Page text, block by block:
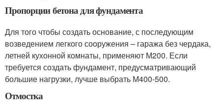
Пропорции бетона для фундамента
Для того чтобы создать основание, с последующим
возведением легкого сооружения – гаража без чердака,
летней кухонной комнаты, применяют М200. Если
требуется создать фундамент, предусматривающий
большие нагрузки, лучше выбрать М400-500.
Отмостка